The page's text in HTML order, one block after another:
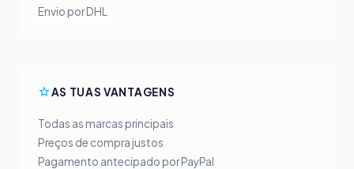
Envio por DHL
AS TUAS VANTAGENS
Todas as marcas principais
Preços de compra justos
Pagamento antecipado por PayPal